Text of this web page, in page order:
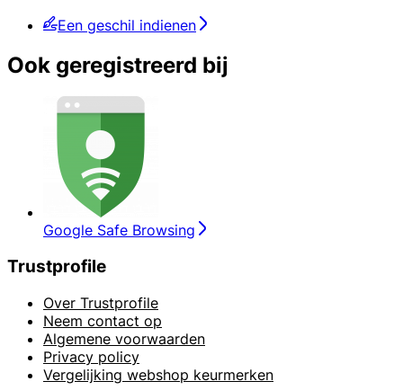
Een geschil indienen
Ook geregistreerd bij
Google Safe Browsing
Trustprofile
Over Trustprofile
Neem contact op
Algemene voorwaarden
Privacy policy
Vergelijking webshop keurmerken